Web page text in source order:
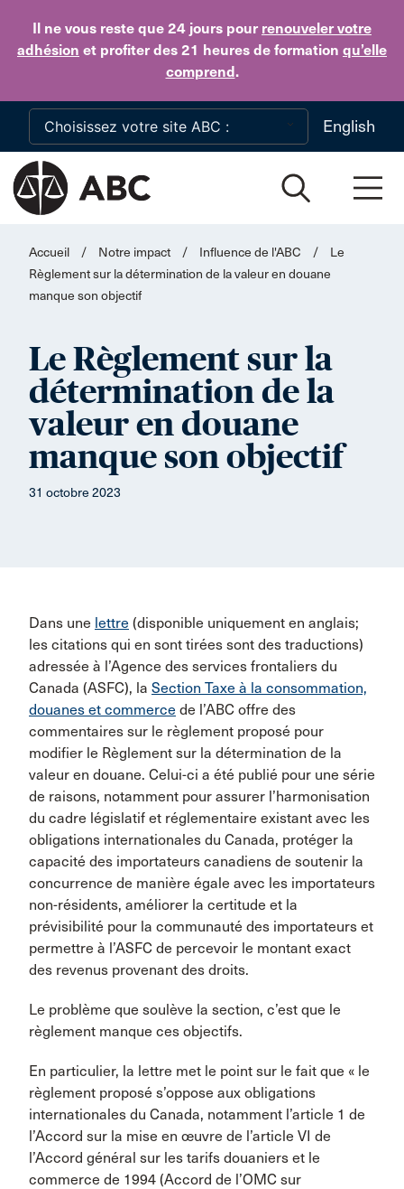
Il ne vous reste que 24 jours pour renouveler votre
adhésion et profiter des 21 heures de formation qu’elle
comprend.
Skip to main content
English
Accueil / Notre impact / Influence de l'ABC /
Le
Règlement sur la détermination de la valeur en douane
manque son objectif
Le Règlement sur la
détermination de la
valeur en douane
manque son objectif
31 octobre 2023
Dans une lettre (disponible uniquement en anglais;
les citations qui en sont tirées sont des traductions)
adressée à l’Agence des services frontaliers du
Canada (ASFC), la Section Taxe à la consommation,
douanes et commerce de l’ABC offre des
commentaires sur le règlement proposé pour
modifier le Règlement sur la détermination de la
valeur en douane. Celui-ci a été publié pour une série
de raisons, notamment pour assurer l’harmonisation
du cadre législatif et réglementaire existant avec les
obligations internationales du Canada, protéger la
capacité des importateurs canadiens de soutenir la
concurrence de manière égale avec les importateurs
non-résidents, améliorer la certitude et la
prévisibilité pour la communauté des importateurs et
permettre à l’ASFC de percevoir le montant exact
des revenus provenant des droits.
Le problème que soulève la section, c’est que le
règlement manque ces objectifs.
En particulier, la lettre met le point sur le fait que « le
règlement proposé s’oppose aux obligations
internationales du Canada, notamment l’article 1 de
l’Accord sur la mise en œuvre de l’article VI de
l’Accord général sur les tarifs douaniers et le
commerce de 1994 (Accord de l’OMC sur